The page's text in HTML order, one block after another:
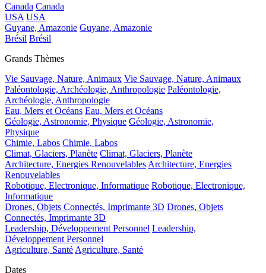
Canada Canada
USA USA
Guyane, Amazonie Guyane, Amazonie
Brésil Brésil
Grands Thèmes
Vie Sauvage, Nature, Animaux Vie Sauvage, Nature, Animaux
Paléontologie, Archéologie, Anthropologie Paléontologie,
Archéologie, Anthropologie
Eau, Mers et Océans Eau, Mers et Océans
Géologie, Astronomie, Physique Géologie, Astronomie,
Physique
Chimie, Labos Chimie, Labos
Climat, Glaciers, Planète Climat, Glaciers, Planète
Architecture, Energies Renouvelables Architecture, Energies
Renouvelables
Robotique, Electronique, Informatique Robotique, Electronique,
Informatique
Drones, Objets Connectés, Imprimante 3D Drones, Objets
Connectés, Imprimante 3D
Leadership, Développement Personnel Leadership,
Développement Personnel
Agriculture, Santé Agriculture, Santé
Dates